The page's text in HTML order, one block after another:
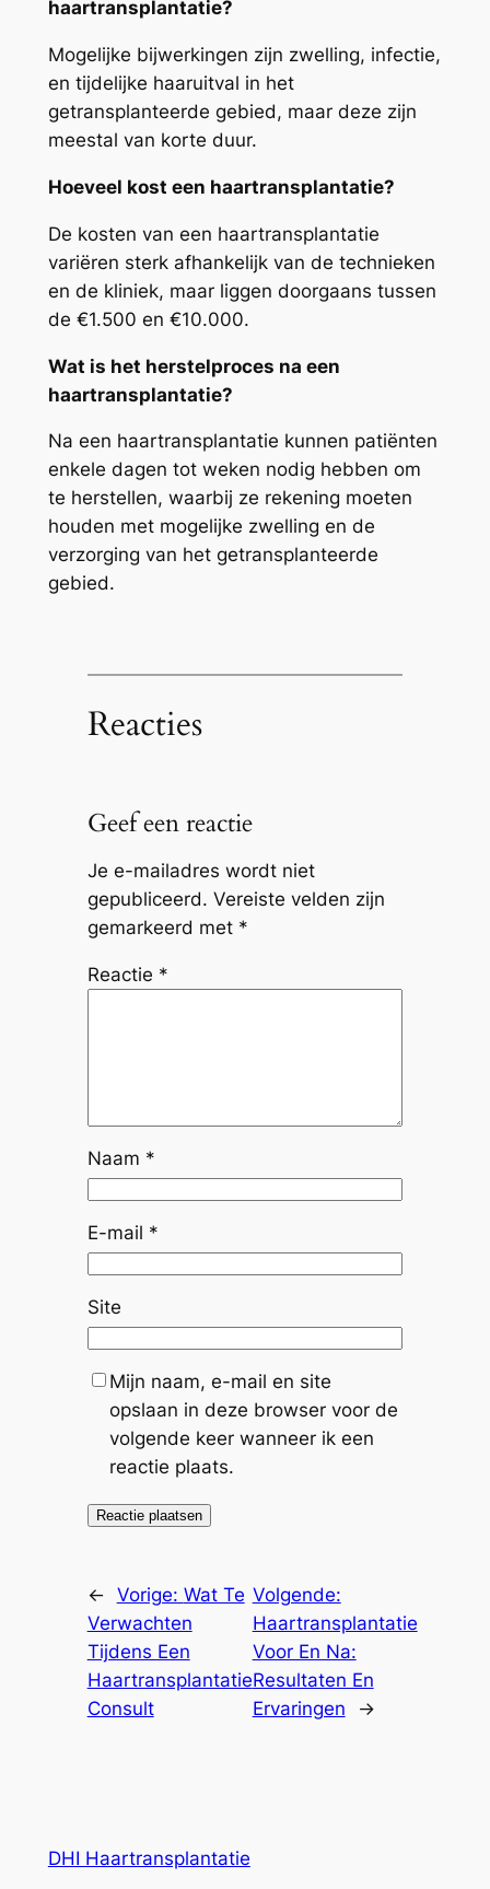
haartransplantatie?
Mogelijke bijwerkingen zijn zwelling, infectie,
en tijdelijke haaruitval in het
getransplanteerde gebied, maar deze zijn
meestal van korte duur.
Hoeveel kost een haartransplantatie?
De kosten van een haartransplantatie
variëren sterk afhankelijk van de technieken
en de kliniek, maar liggen doorgaans tussen
de €1.500 en €10.000.
Wat is het herstelproces na een
haartransplantatie?
Na een haartransplantatie kunnen patiënten
enkele dagen tot weken nodig hebben om
te herstellen, waarbij ze rekening moeten
houden met mogelijke zwelling en de
verzorging van het getransplanteerde
gebied.
Reacties
Geef een reactie
Je e-mailadres wordt niet
gepubliceerd. Vereiste velden zijn
gemarkeerd met *
Reactie *
Naam *
E-mail *
Site
Mijn naam, e-mail en site
opslaan in deze browser voor de
volgende keer wanneer ik een
reactie plaats.
← Vorige: Wat Te
Verwachten
Tijdens Een
Haartransplantatie
Consult
Volgende:
Haartransplantatie
Voor En Na:
Resultaten En
Ervaringen
→
DHI Haartransplantatie